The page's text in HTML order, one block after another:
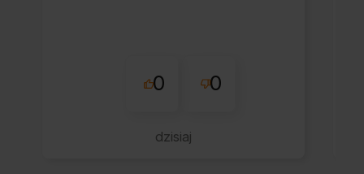
0 0
dzisiaj